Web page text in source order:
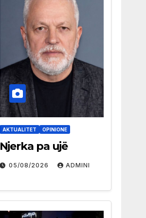
AKTUALITET OPINIONE
Njerka pa ujë
05/08/2026 ADMINI